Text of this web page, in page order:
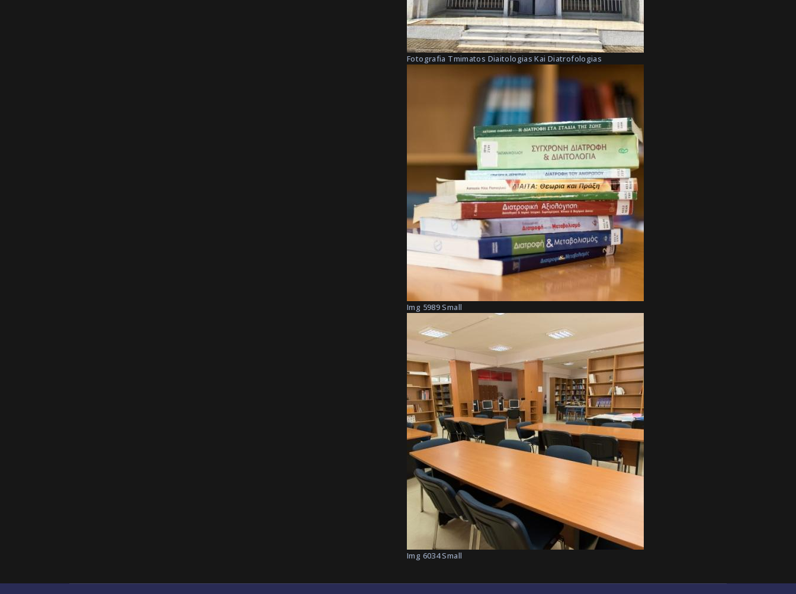
Fotografia Tmimatos Diaitologias Kai Diatrofologias
Img 5989 Small
Img 6034 Small